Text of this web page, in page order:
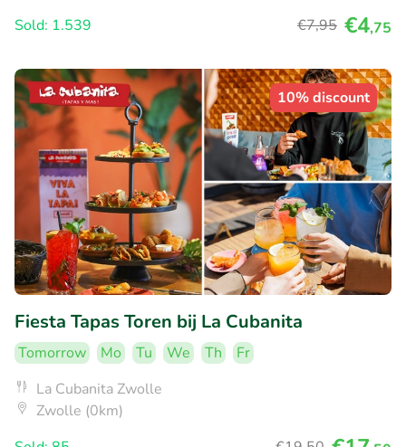
Sold: 1.539
€7,95 €4,75
10% discount
Fiesta Tapas Toren bij La Cubanita
Tomorrow Mo Tu We Th
Fr
La Cubanita Zwolle
Zwolle (0km)